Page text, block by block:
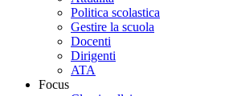
Politica scolastica
Gestire la scuola
Docenti
Dirigenti
ATA
Focus